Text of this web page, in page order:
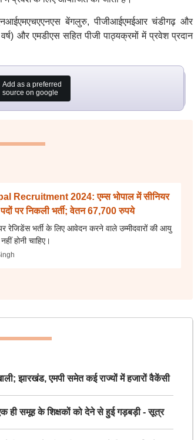
बेंगलुरु, पीजीआईएमईआर चंडीगढ़ और
और एमडीएस सहित पीजी पाठ्यक्रमों में प्रवेश प्रदान
Add as a preferred
source on google
Recruitment 2024: एम्स भोपाल में सीनियर
पर निकली भर्ती; वेतन 67,700 रुपये
रेजिडेंस भर्ती के लिए आवेदन करने वाले उम्मीदवारों की आयु
होनी चाहिए।
झारखंड, एमपी समेत कई राज्यों में हजारों वैकेंसी
समूह के शिक्षकों को देने से हुई गड़बड़ी - सूत्र